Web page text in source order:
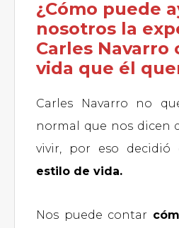
¿Cómo puede
nosotros la
Carles Navarro
vida que él
Carles Navarro no
normal que nos dicen
vivir, por eso decidió
estilo de vida.
Nos puede contar